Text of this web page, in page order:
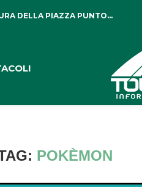
DELLA PIAZZA PUNTO...
POKÈMON